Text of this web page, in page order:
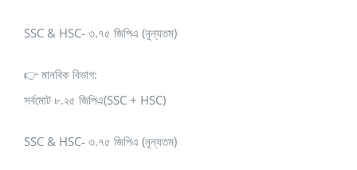
SSC & HSC- ৩.৭৫ জিপিএ (নূন্যতম)
👉 মানবিক বিভাগ:
সর্বমোট ৮.২৫ জিপিএ(SSC + HSC)
SSC & HSC- ৩.৭৫ জিপিএ (নূন্যতম)